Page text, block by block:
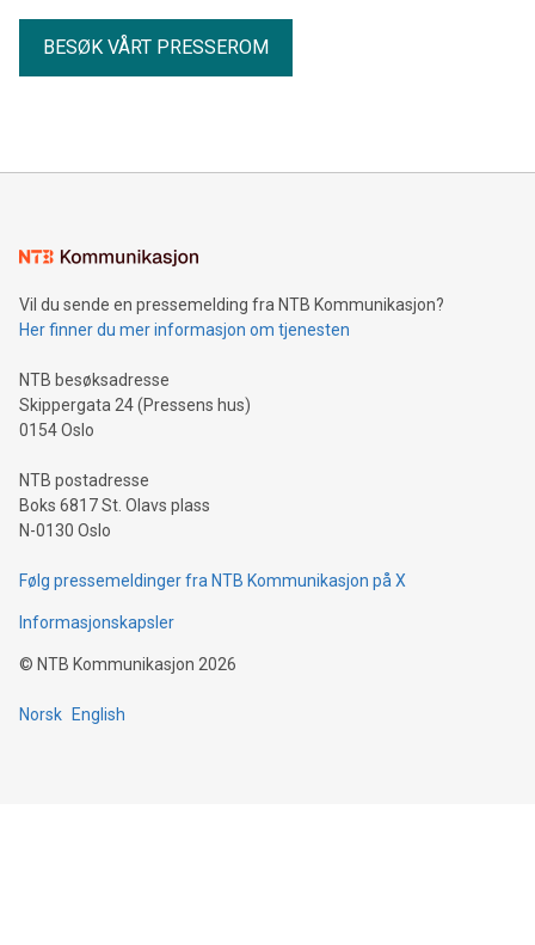
BESØK VÅRT PRESSEROM
Vil du sende en pressemelding fra NTB Kommunikasjon?
Her finner du mer informasjon om tjenesten
NTB besøksadresse
Skippergata 24 (Pressens hus)
0154 Oslo
NTB postadresse
Boks 6817 St. Olavs plass
N-0130 Oslo
Følg pressemeldinger fra NTB Kommunikasjon på X
Informasjonskapsler
© NTB Kommunikasjon 2026
Norsk English